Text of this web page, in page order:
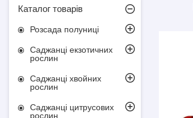
Каталог товарів
Розсада полуниці
Саджанці екзотичних
рослин
Саджанці хвойних
рослин
Саджанці цитрусових
рослин